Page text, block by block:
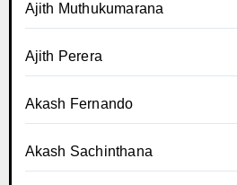
Ajith Muthukumarana
Ajith Perera
Akash Fernando
Akash Sachinthana